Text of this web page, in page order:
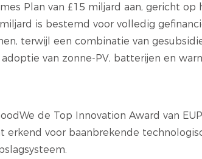
Plan van £15 miljard aan, gericht op
is bestemd voor volledig
terwijl een combinatie van
van zonne-PV, batterijen en
de Top Innovation Award van
voor baanbrekende